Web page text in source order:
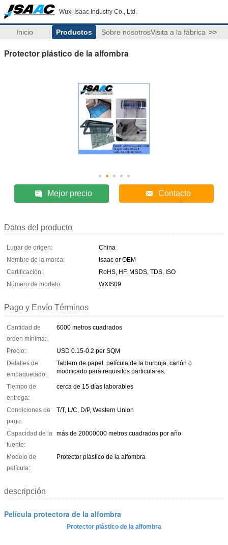
Wuxi Isaac Industry Co., Ltd.
Inicio Productos Sobre nosotrosVisita a la fábrica >>
Protector plástico de la alfombra
Mejor precio Contacto
Datos del producto
Lugar de origen:
China
Nombre de la marca:
Isaac or OEM
Certificación:
RoHS, HF, MSDS, TDS, ISO
Número de modelo:
WXIS09
Pago y Envío Términos
Cantidad de
orden mínima:
6000 metros cuadrados
Precio:
USD 0.15-0.2 per SQM
Detalles de
empaquetado:
Tablero de papel, película de la burbuja, cartón o
modificado para requisitos particulares.
Tiempo de
entrega:
cerca de 15 días laborables
Condiciones de
pago:
T/T, L/C, D/P, Western Union
Capacidad de la
fuente:
más de 20000000 metros cuadrados por año
Modelo de
película:
Protector plástico de la alfombra
descripción
Película protectora de la alfombra
Protector plástico de la alfombra